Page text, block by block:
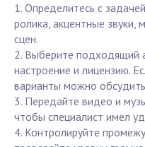
1. Определитесь с
ролика, акцентные
сцен.
2. Выберите подходящий
настроение и лицензию.
варианты можно
3. Передайте видео и
чтобы специалист имел
4. Контролируйте